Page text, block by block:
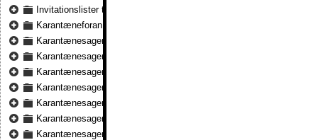
Invitationslister til officielle fester
Karantæneforan. i anledning af koleraudbruddet 1832 - 1833
Karantænesager 1856 - 1863
Karantænesager 1864 - 1874
Karantænesager 1875 - 1878
Karantænesager 1879 - 1881
Karantænesager 1882 - 1885
Karantænesager 1886 - 1887
Karantænesager 1888 - 1893